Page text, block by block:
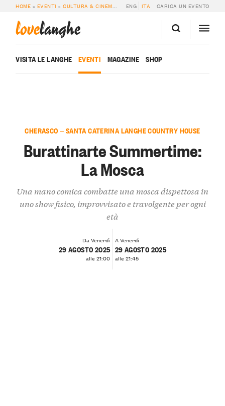
HOME » EVENTI »CULTURA & CINEMA » BURATTINARTE SUMMERTIME: LA
ENG ITA CARICA UN EVENTO
lovelanghe
VISITA LE LANGHE EVENTI MAGAZINE SHOP
CHERASCO — SANTA CATERINA LANGHE COUNTRY HOUSE
Burattinarte Summertime:
La Mosca
Una mano comica combatte una mosca dispettosa in
uno show fisico, improvvisato e travolgente per ogni
età
Da Venerdì
29 AGOSTO 2025
alle 21:00
A Venerdì
29 AGOSTO 2025
alle 21:45